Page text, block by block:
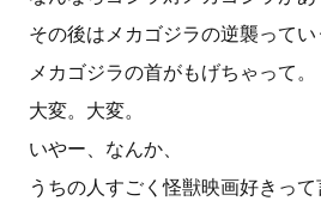
その後はメカゴジラの逆襲ってい
メカゴジラの首がもげちゃって。
大変。大変。
いやー、なんか、
うちの人すごく怪獣映画好きって